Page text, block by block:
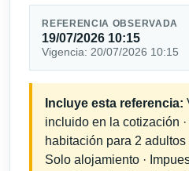
REFERENCIA OBSERVADA
19/07/2026 10:15
Vigencia: 20/07/2026 10:15
Incluye esta referencia:
incluido en la cotización
habitación para 2 adultos
Solo alojamiento ·